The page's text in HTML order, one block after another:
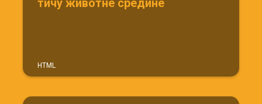
тичу животне средине
HTML